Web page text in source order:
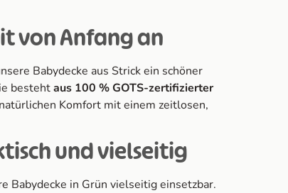
von Anfang an
Babydecke aus Strick ein schöner
bestehtaus 100 % GOTS-zertifizierter
Komfort mit einem zeitlosen,
und vielseitig
Babydecke in Grün vielseitig einsetzbar.